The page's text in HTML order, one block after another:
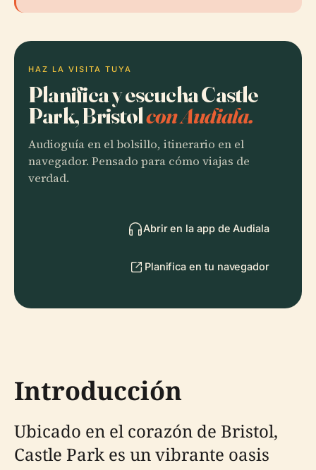
HAZ LA VISITA TUYA
Planifica y escucha Castle
Park, Bristolcon Audiala.
Audioguía en el bolsillo, itinerario en el
navegador. Pensado para cómo viajas de
verdad.
Abrir en la app de Audiala
Planifica en tu navegador
Introducción
Ubicado en el corazón de Bristol,
Castle Park es un vibrante oasis